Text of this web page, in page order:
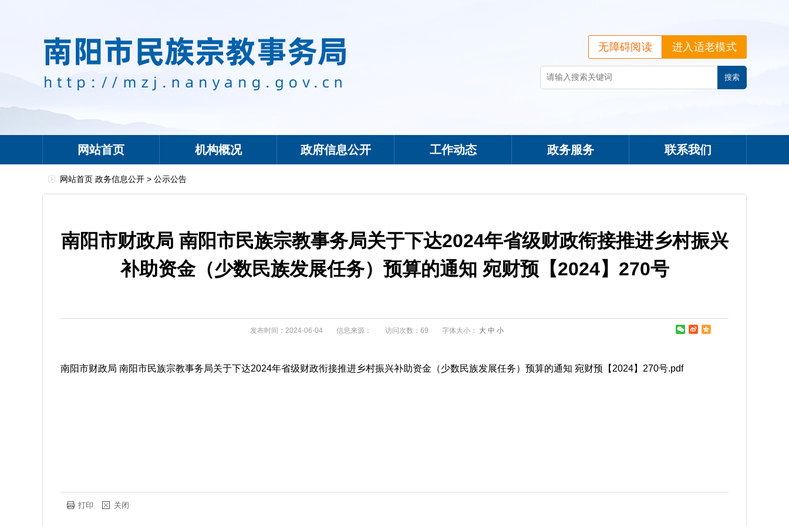
进入适老模式
无障碍阅读
网站首页 机构概况 政府信息公开 工作动态 政务服务 联系我们
网站首页 政务信息公开 > 公示公告
南阳市财政局 南阳市民族宗教事务局关于下达2024年省级财政衔接推进乡村振兴
补助资金（少数民族发展任务）预算的通知 宛财预【2024】270号
发布时间：2024-06-04 信息来源： 访问次数：69 字体大小： 大 中 小
南阳市财政局 南阳市民族宗教事务局关于下达2024年省级财政衔接推进乡村振兴补助资金（少数民族发展任务）预算的通知 宛财预【2024】270号.pdf
打印 关闭